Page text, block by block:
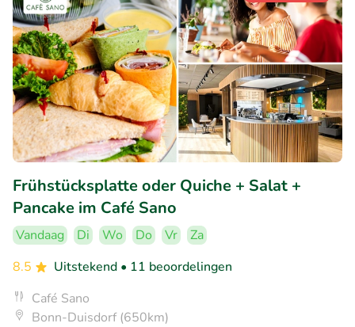
Frühstücksplatte oder Quiche + Salat +
Pancake im Café Sano
Vandaag Di Wo Do Vr
Za
8.5
Uitstekend • 11 beoordelingen
Café Sano
Bonn-Duisdorf (650km)